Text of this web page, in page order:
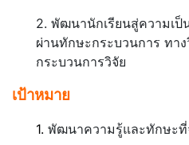
2. พัฒนานักเรียนสู่ความเ
ผ่านทักษะกระบวนการ ทา
กระบวนการวิจัย
เป้าหมาย
1. พัฒนาความรู้และทักษะที่